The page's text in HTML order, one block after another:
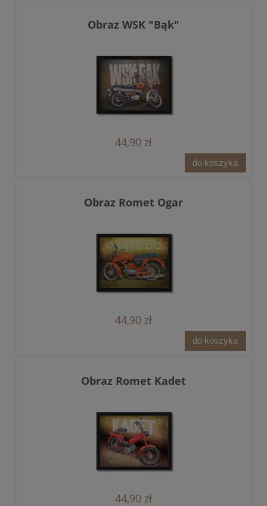
Obraz WSK "Bąk"
44,90 zł
do koszyka
Obraz Romet Ogar
44,90 zł
do koszyka
Obraz Romet Kadet
44,90 zł